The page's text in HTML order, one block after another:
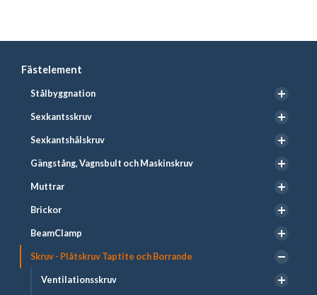
Fästelement
Stålbyggnation
Sexkantsskruv
Sexkantshålskruv
Gängstång, Vagnsbult och Maskinskruv
Muttrar
Brickor
BeamClamp
Skruv - Plåtskruv Taptite och Borrande
Ventilationsskruv